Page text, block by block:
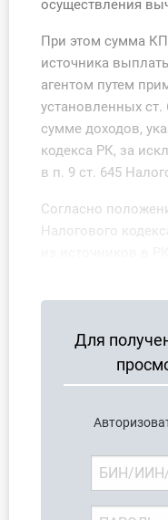
осуществления
При этом сумма
источника
агентом путем
установленных ст.
сумме доходов,
кодекса РК, за
в п. 9 ст. 645
Согласно
Налогового
Для